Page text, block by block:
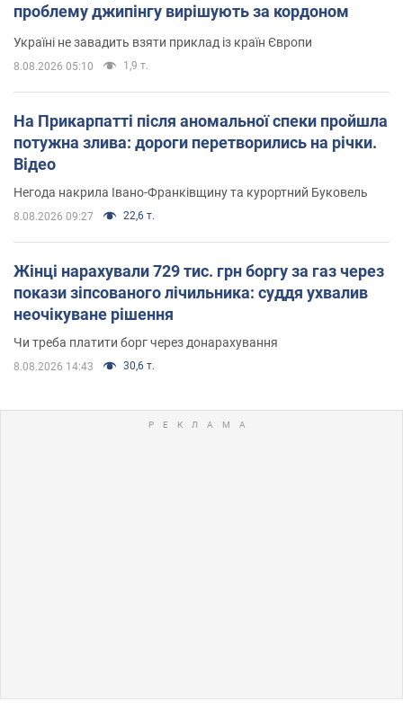
проблему джипінгу вирішують за кордоном
Україні не завадить взяти приклад із країн Європи
8.08.2026 05:10 1,9 т.
На Прикарпатті після аномальної спеки пройшла
потужна злива: дороги перетворились на річки.
Відео
Негода накрила Івано-Франківщину та курортний Буковель
8.08.2026 09:27 22,6 т.
Жінці нарахували 729 тис. грн боргу за газ через
покази зіпсованого лічильника: суддя ухвалив
неочікуване рішення
Чи треба платити борг через донарахування
8.08.2026 14:43 30,6 т.